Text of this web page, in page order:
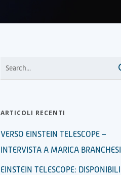
ARTICOLI RECENTI
VERSO EINSTEIN TELESCOPE –
INTERVISTA A MARICA BRANCHESI
EINSTEIN TELESCOPE: DISPONIBILI I